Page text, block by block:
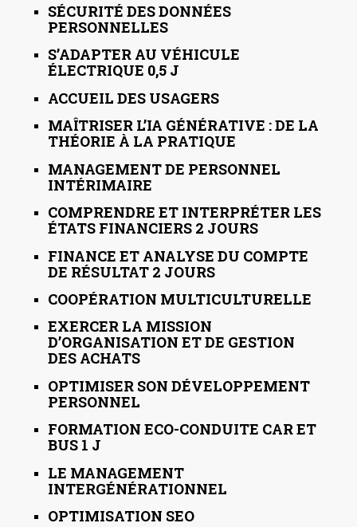
SÉCURITÉ DES DONNÉES
PERSONNELLES
S’ADAPTER AU VÉHICULE
ÉLECTRIQUE 0,5 J
ACCUEIL DES USAGERS
MAÎTRISER L’IA GÉNÉRATIVE : DE LA
THÉORIE À LA PRATIQUE
MANAGEMENT DE PERSONNEL
INTÉRIMAIRE
COMPRENDRE ET INTERPRÉTER LES
ÉTATS FINANCIERS 2 JOURS
FINANCE ET ANALYSE DU COMPTE
DE RÉSULTAT 2 JOURS
COOPÉRATION MULTICULTURELLE
EXERCER LA MISSION
D’ORGANISATION ET DE GESTION
DES ACHATS
OPTIMISER SON DÉVELOPPEMENT
PERSONNEL
FORMATION ECO-CONDUITE CAR ET
BUS 1 J
LE MANAGEMENT
INTERGÉNÉRATIONNEL
OPTIMISATION SEO